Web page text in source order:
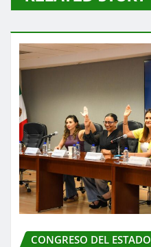
CONGRESO DEL ESTADO